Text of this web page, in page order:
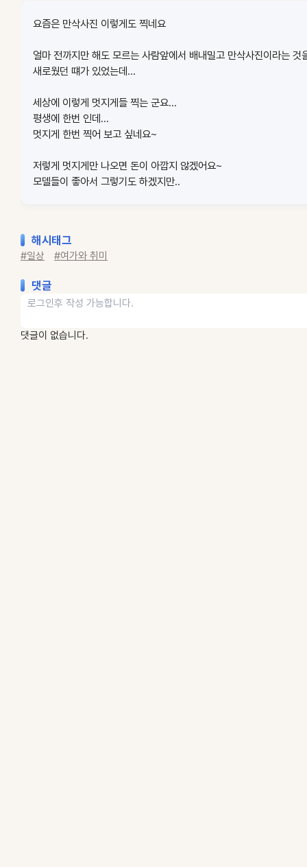
요즘은 만삭사진 이렇게도 찍네요
얼마 전까지만 해도 모르는 사람앞에서 배내밀고 만삭사진이라는 것
새로웠던 떄가 있었는데...
세상에 이렇게 멋지게들 찍는 군요...
평생에 한번 인데...
멋지게 한번 찍어 보고 싶네요~
저렇게 멋지게만 나오면 돈이 아깝지 않겠어요~
모델들이 좋아서 그렇기도 하겠지만..
해시태그
#일상 #여가와 취미
댓글
댓글이 없습니다.